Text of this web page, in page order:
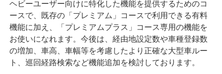
ヘビーユーザー向けに特化した機能を提供するためのコ
ースで、既存の「プレミアム」コースで利用できる有料
機能に加え、「プレミアムプラス」コース専用の機能を
お使いになれます。今後は、経由地設定数や車種登録数
の増加、車高、車幅等を考慮したより正確な大型車ルー
ト、巡回経路検索など機能追加を検討しております。